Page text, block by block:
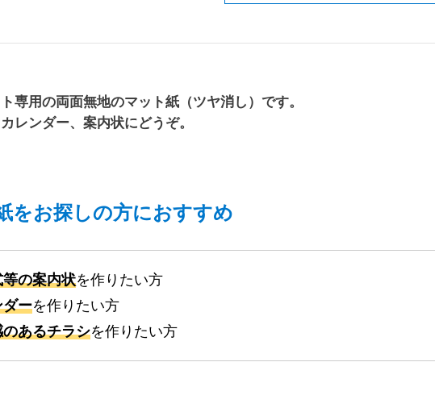
専用の両面無地のマット紙（ツヤ消し）です。
レンダー、案内状にどうぞ。
をお探しの方におすすめ
の案内状を作りたい方
ダーを作りたい方
あるチラシを作りたい方